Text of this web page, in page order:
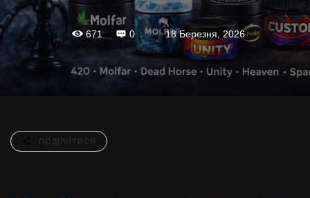
671 0 18 Березня, 2026
ПОДІЛИТИСЯ